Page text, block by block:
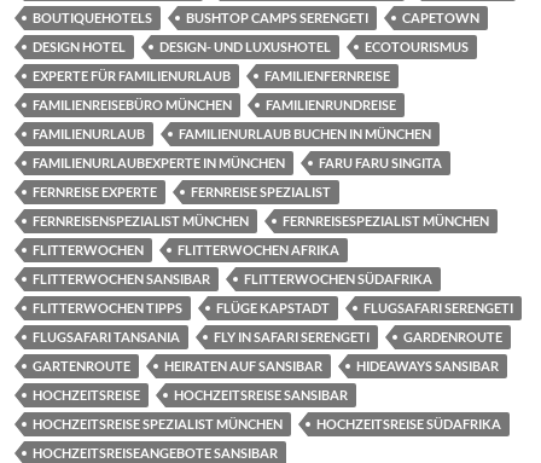
BOUTIQUEHOTELS
BUSHTOP CAMPS SERENGETI
CAPETOWN
DESIGN HOTEL
DESIGN- UND LUXUSHOTEL
ECOTOURISMUS
EXPERTE FÜR FAMILIENURLAUB
FAMILIENFERNREISE
FAMILIENREISEBÜRO MÜNCHEN
FAMILIENRUNDREISE
FAMILIENURLAUB
FAMILIENURLAUB BUCHEN IN MÜNCHEN
FAMILIENURLAUBEXPERTE IN MÜNCHEN
FARU FARU SINGITA
FERNREISE EXPERTE
FERNREISE SPEZIALIST
FERNREISENSPEZIALIST MÜNCHEN
FERNREISESPEZIALIST MÜNCHEN
FLITTERWOCHEN
FLITTERWOCHEN AFRIKA
FLITTERWOCHEN SANSIBAR
FLITTERWOCHEN SÜDAFRIKA
FLITTERWOCHEN TIPPS
FLÜGE KAPSTADT
FLUGSAFARI SERENGETI
FLUGSAFARI TANSANIA
FLY IN SAFARI SERENGETI
GARDENROUTE
GARTENROUTE
HEIRATEN AUF SANSIBAR
HIDEAWAYS SANSIBAR
HOCHZEITSREISE
HOCHZEITSREISE SANSIBAR
HOCHZEITSREISE SPEZIALIST MÜNCHEN
HOCHZEITSREISE SÜDAFRIKA
HOCHZEITSREISEANGEBOTE SANSIBAR